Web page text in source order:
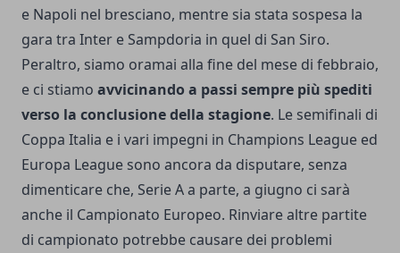
e Napoli nel bresciano, mentre sia stata sospesa la
gara tra Inter e Sampdoria in quel di San Siro.
Peraltro, siamo oramai alla fine del mese di febbraio,
e ci stiamo avvicinando a passi sempre più spediti
verso la conclusione della stagione. Le semifinali di
Coppa Italia e i vari impegni in Champions League ed
Europa League sono ancora da disputare, senza
dimenticare che, Serie A a parte, a giugno ci sarà
anche il Campionato Europeo. Rinviare altre partite
di campionato potrebbe causare dei problemi